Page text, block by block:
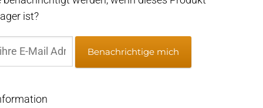
ist?
Benachrichtige mich